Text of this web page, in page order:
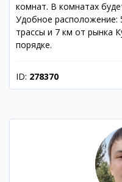
комнат. В комнатах
Удобное расположение:
трассы и 7 км от рынка
порядке.
ID: 278370